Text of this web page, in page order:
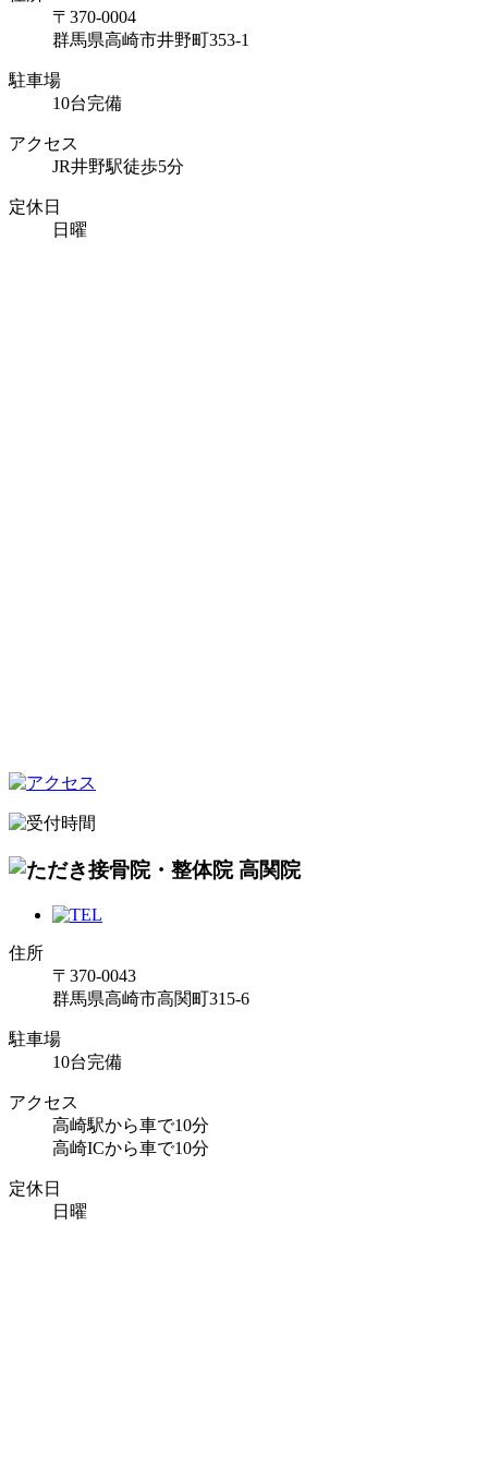
〒370-0004
群馬県高崎市井野町353-1
駐車場
10台完備
アクセス
JR井野駅徒歩5分
定休日
日曜
住所
〒370-0043
群馬県高崎市高関町315-6
駐車場
10台完備
アクセス
高崎駅から車で10分
高崎ICから車で10分
定休日
日曜